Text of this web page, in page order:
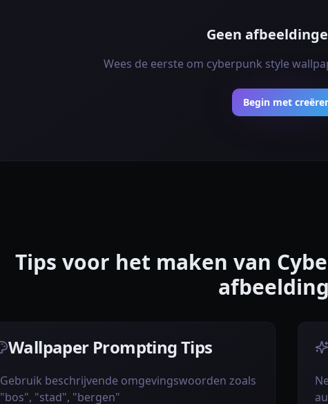
Geen
Wees de eerste om cyberpunk style
Begin met
Tips voor het maken van
Wallpaper Prompting Tips
Gebruik beschrijvende omgevingswoorden zoals
"bos", "stad", "bergen"